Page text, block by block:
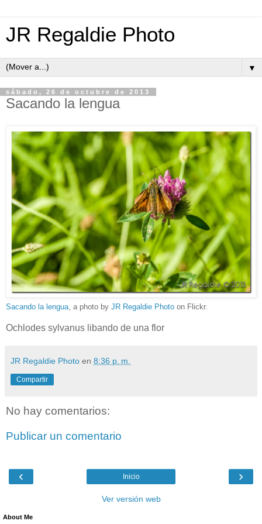
JR Regaldie Photo
▼
sábado, 26 de octubre de 2013
Sacando la lengua
Sacando la lengua , a photo by JR Regaldie Photo on Flickr.
Ochlodes sylvanus libando de una flor
JR Regaldie Photo en 8:36 p. m.
Compartir
No hay comentarios:
Publicar un comentario
‹ ›
Inicio
Ver versión web
About Me